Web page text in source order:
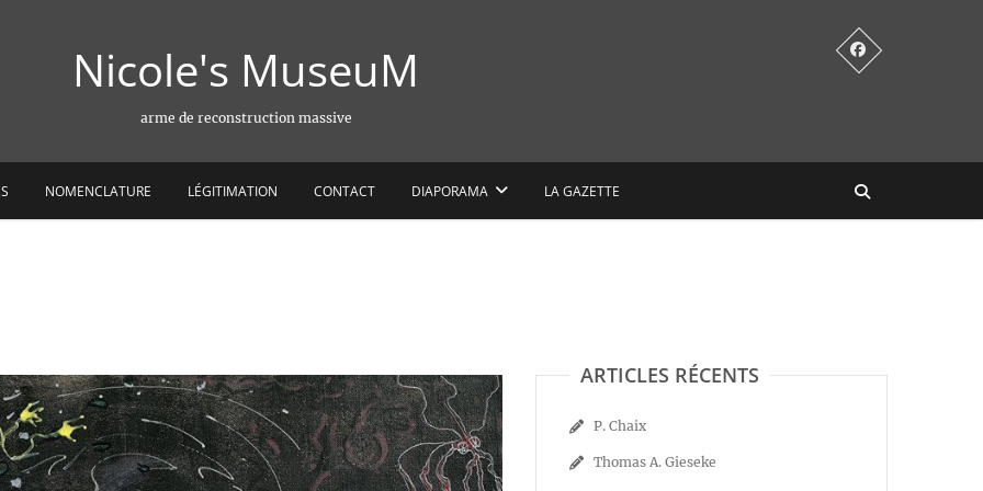
Nicole's MuseuM
arme de reconstruction massive
NOMENCLATURE LÉGITIMATION CONTACT DIAPORAMA LA GAZETTE
ARTICLES RÉCENTS
P. Chaix
Thomas A. Gieseke